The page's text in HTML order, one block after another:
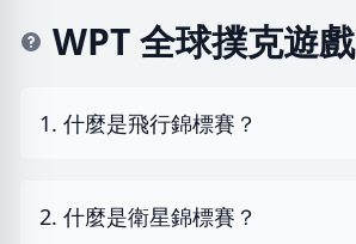
WPT 全球撲克遊戲
1. 什麼是飛行錦標賽？
2. 什麼是衛星錦標賽？